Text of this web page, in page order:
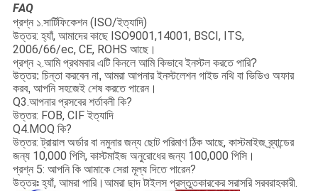
FAQ
প্রশ্ন ১.সার্টিফিকেশন (ISO/ইত্যাদি)
উত্তর: হ্যাঁ, আমাদের কাছে ISO9001,14001, BSCI, ITS,
2006/66/ec, CE, ROHS আছে।
প্রশ্ন ২.আমি প্রথমবার এটি কিনলে আমি কিভাবে ইনস্টল করতে পারি?
উত্তর: চিন্তা করবেন না, আমরা আপনার ইনস্টলেশন গাইড নথি বা ভিডিও অফার
করব, আপনি সহজেই শেষ করতে পারেন।
Q3.আপনার প্রসবের শর্তাবলী কি?
উত্তর: FOB, CIF ইত্যাদি
Q4.MOQ কি?
উত্তর: ট্রায়াল অর্ডার বা নমুনার জন্য ছোট পরিমাণ ঠিক আছে, কাস্টমাইজ ব্র্যান্ডের
জন্য 10,000 পিসি, কাস্টমাইজ অনুরোধের জন্য 100,000 পিসি।
প্রশ্ন 5: আপনি কি আমাকে সেরা মূল্য দিতে পারেন?
উত্তরঃ হ্যাঁ, আমরা পারি।আমরা ছাদ টাইলস প্রস্তুতকারকের সরাসরি সরবরাহকারী.